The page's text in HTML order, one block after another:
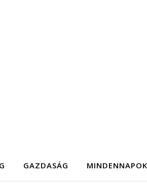
GAZDASÁG MINDENNAPOK